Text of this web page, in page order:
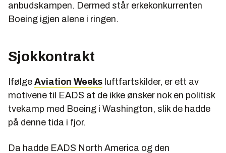
anbudskampen. Dermed står erkekonkurrenten
Boeing igjen alene i ringen.
Sjokkontrakt
Ifølge Aviation Weeks luftfartskilder, er ett av
motivene til EADS at de ikke ønsker nok en politisk
tvekamp med Boeing i Washington, slik de hadde
på denne tida i fjor.
Da hadde EADS North America og den